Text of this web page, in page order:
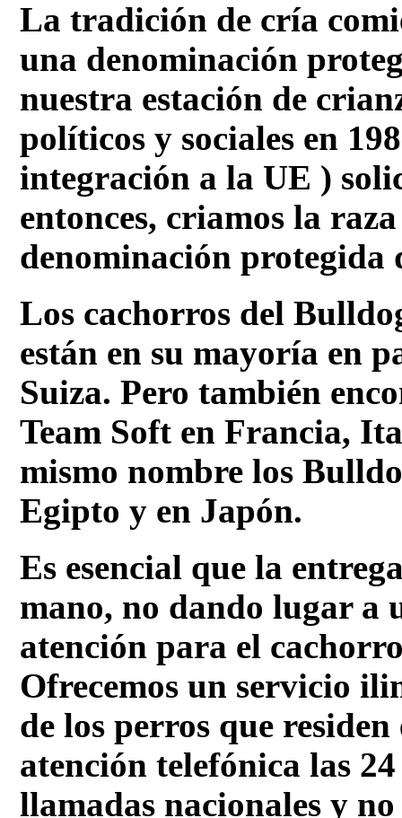
La tradición de cría
una denominación
nuestra estación de
políticos y sociales en
integración a la UE )
entonces, criamos la
denominación protegida
Los cachorros del
están en su mayoría en
Suiza. Pero también
Team Soft en Francia,
mismo nombre los
Egipto y en Japón.
Es esencial que la
mano, no dando lugar a
atención para el
Ofrecemos un servicio
de los perros que
atención telefónica las
llamadas nacionales y